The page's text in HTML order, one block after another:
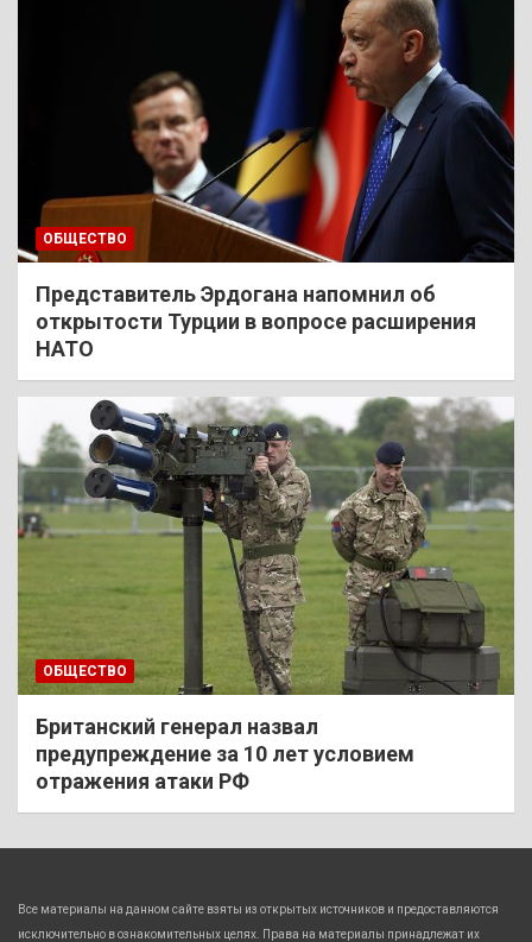
ОБЩЕСТВО
Представитель Эрдогана напомнил об
открытости Турции в вопросе расширения
НАТО
ОБЩЕСТВО
Британский генерал назвал
предупреждение за 10 лет условием
отражения атаки РФ
Все материалы на данном сайте взяты из открытых источников и предоставляются
исключительно в ознакомительных целях. Права на материалы принадлежат их